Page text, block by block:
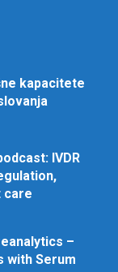
kapacitete
IVDR
care
–
with Serum